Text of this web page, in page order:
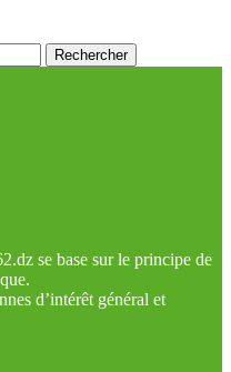
se base sur le principe de
d’intérêt général et